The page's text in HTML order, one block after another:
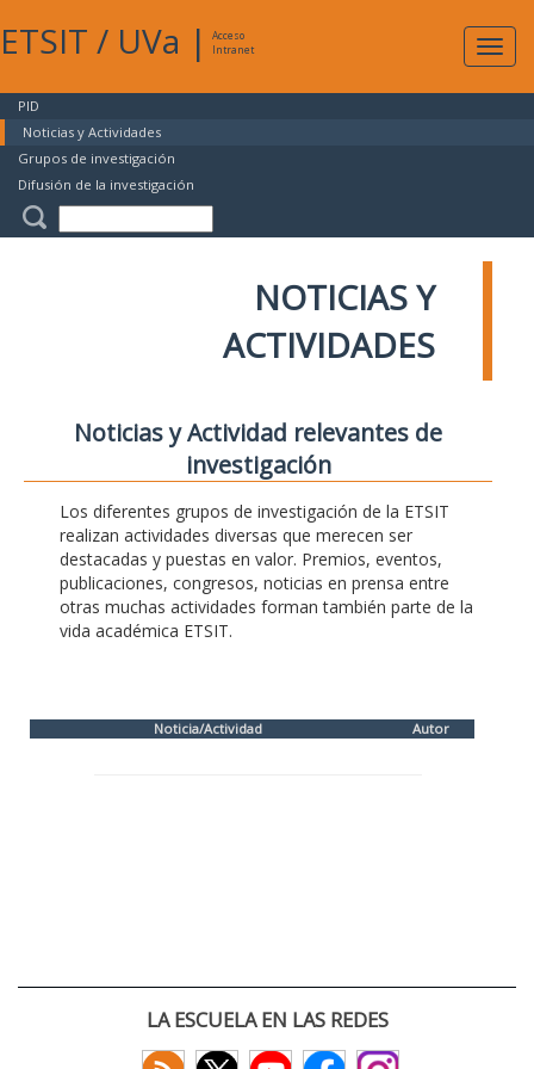
ETSIT / UVa |
Acceso
Intranet
PID
Noticias y Actividades
Grupos de investigación
Difusión de la investigación
NOTICIAS Y
ACTIVIDADES
Noticias y Actividad relevantes de
investigación
Los diferentes grupos de investigación de la ETSIT
realizan actividades diversas que merecen ser
destacadas y puestas en valor. Premios, eventos,
publicaciones, congresos, noticias en prensa entre
otras muchas actividades forman también parte de la
vida académica ETSIT.
Noticia/Actividad Autor
LA ESCUELA EN LAS REDES